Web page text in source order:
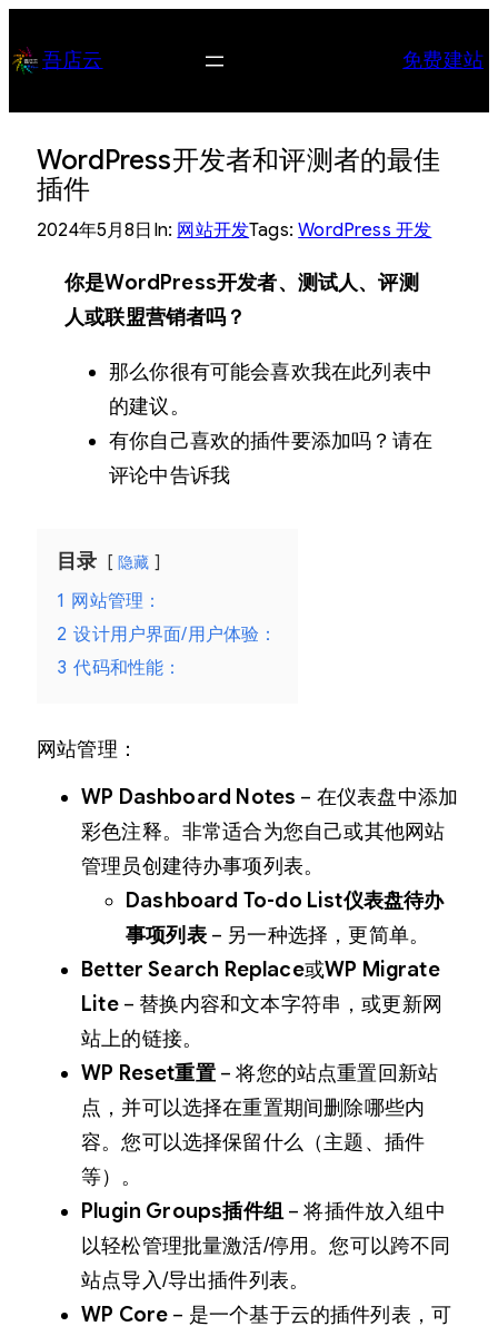
至 吾店云 免费建站
WordPress开发者和评测者的最佳
插件
2024年5月8日 In: 网站开发Tags:WordPress 开发
你是WordPress开发者、测试人、评测
人或联盟营销者吗？
那么你很有可能会喜欢我在此列表中
的建议。
有你自己喜欢的插件要添加吗？请在
评论中告诉我
目录 隐藏
1 网站管理：
2 设计用户界面/用户体验：
3 代码和性能：
网站管理：
WP Dashboard Notes – 在仪表盘中添加
彩色注释。非常适合为您自己或其他网站
管理员创建待办事项列表。
Dashboard To-do List仪表盘待办
事项列表 – 另一种选择，更简单。
Better Search Replace或WP Migrate
Lite– 替换内容和文本字符串，或更新网
站上的链接。
WP Reset重置 – 将您的站点重置回新站
点，并可以选择在重置期间删除哪些内
容。您可以选择保留什么（主题、插件
等）。
Plugin Groups插件组– 将插件放入组中
以轻松管理批量激活/停用。您可以跨不同
站点导入/导出插件列表。
WP Core – 是一个基于云的插件列表，可